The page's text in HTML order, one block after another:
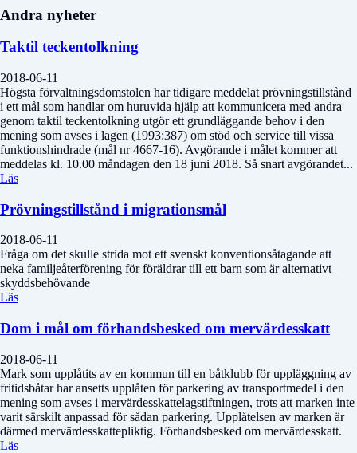
Andra nyheter
Taktil teckentolkning
2018-06-11
Högsta förvaltningsdomstolen har tidigare meddelat prövningstillstånd
i ett mål som handlar om huruvida hjälp att kommunicera med andra
genom taktil teckentolkning utgör ett grundläggande behov i den
mening som avses i lagen (1993:387) om stöd och service till vissa
funktionshindrade (mål nr 4667-16). Avgörande i målet kommer att
meddelas kl. 10.00 måndagen den 18 juni 2018. Så snart avgörandet...
Läs
Prövningstillstånd i migrationsmål
2018-06-11
Fråga om det skulle strida mot ett svenskt konventionsåtagande att
neka familjeåterförening för föräldrar till ett barn som är alternativt
skyddsbehövande
Läs
Dom i mål om förhandsbesked om mervärdesskatt
2018-06-11
Mark som upplåtits av en kommun till en båtklubb för uppläggning av
fritidsbåtar har ansetts upplåten för parkering av transportmedel i den
mening som avses i mervärdesskattelagstiftningen, trots att marken inte
varit särskilt anpassad för sådan parkering. Upplåtelsen av marken är
därmed mervärdesskattepliktig. Förhandsbesked om mervärdesskatt.
Läs